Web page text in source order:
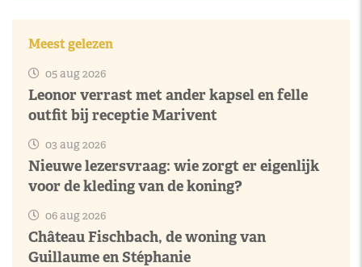
Meest gelezen
05 aug 2026
Leonor verrast met ander kapsel en felle
outfit bij receptie Marivent
03 aug 2026
Nieuwe lezersvraag: wie zorgt er eigenlijk
voor de kleding van de koning?
06 aug 2026
Château Fischbach, de woning van
Guillaume en Stéphanie